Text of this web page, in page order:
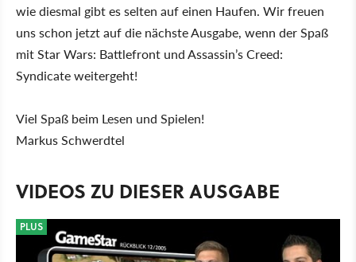
wie diesmal gibt es selten auf einen Haufen. Wir freuen
uns schon jetzt auf die nächste Ausgabe, wenn der Spaß
mit Star Wars: Battlefront und Assassin’s Creed:
Syndicate weitergeht!
Viel Spaß beim Lesen und Spielen!
Markus Schwerdtel
VIDEOS ZU DIESER AUSGABE
PLUS